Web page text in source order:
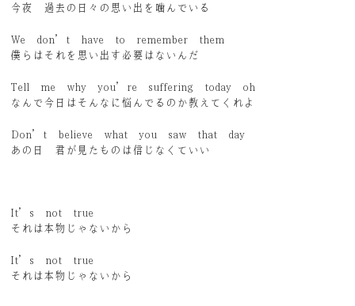
今夜 過去の日々の思い出を噛んでいる
We don’t have to remember them
僕らはそれを思い出す必要はないんだ
Tell me why you’re suffering today oh
なんで今日はそんなに悩んでるのか教えてくれよ
Don’t believe what you saw that day
あの日 君が見たものは信じなくていい
It’s not true
それは本物じゃないから
It’s not true
それは本物じゃないから